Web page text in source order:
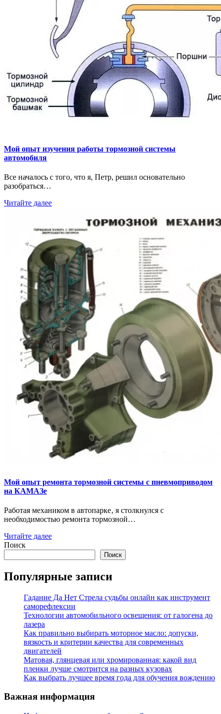
Мой опыт изучения работы тормозной системы
автомобиля
Все началось с того, что я, Петр, решил основательно
разобраться…
Читайте далее
Мой опыт ремонта тормозной системы с пневмоприводом
на КАМАЗе
Работая механиком в автопарке‚ я столкнулся с
необходимостью ремонта тормозной…
Читайте далее
Поиск
Поиск
Популярные записи
Гадание Да Нет Стрела судьбы онлайн как инструмент
саморефлексии
Технологии автомобильного освещения: от галогена до
лазера
Как правильно выбирать моторное масло: допуски,
вязкость и критерии качества для современных
двигателей
Матовая, глянцевая или хромированная: какой вид
пленки лучше смотрится на разных кузовах
Как выбрать лучшее время года для обучения вождению
Важная информация